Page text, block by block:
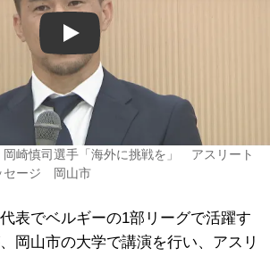
Play
岡崎慎司選手「海外に挑戦を」 アスリート
セージ 岡山市
表でベルギーの1部リーグで活躍す
岡山市の大学で講演を行い、アスリ